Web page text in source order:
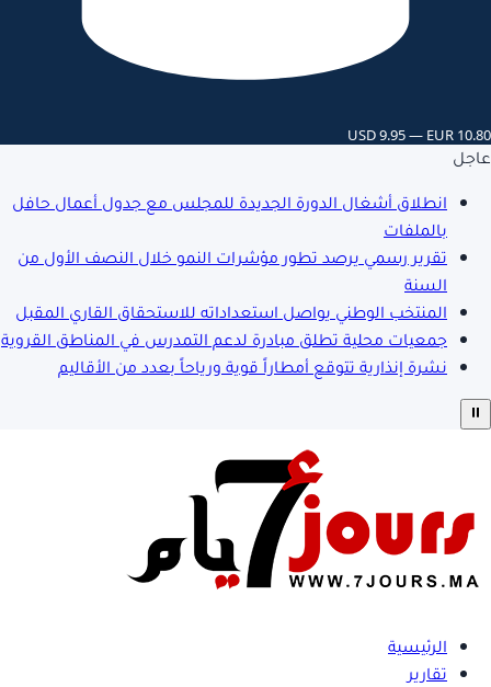
USD 9.95 — EUR 10.80
عاجل
انطلاق أشغال الدورة الجديدة للمجلس مع جدول أعمال حافل
بالملفات
تقرير رسمي يرصد تطور مؤشرات النمو خلال النصف الأول من
السنة
المنتخب الوطني يواصل استعداداته للاستحقاق القاري المقبل
جمعيات محلية تطلق مبادرة لدعم التمدرس في المناطق القروية
نشرة إنذارية تتوقع أمطاراً قوية ورياحاً بعدد من الأقاليم
⏸
الرئيسية
تقارير